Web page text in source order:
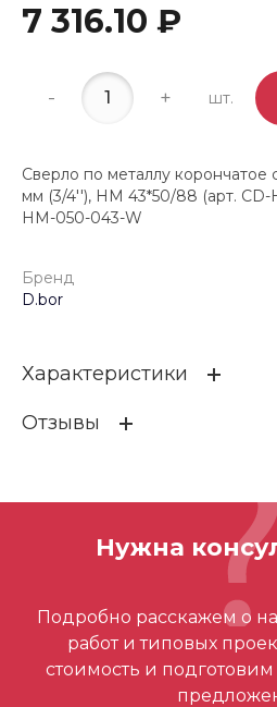
7 316.10 ₽
- + шт.
Сверло по металлу корончатое
мм (3/4''), HM 43*50/88 (арт.
HM-050-043-W
Бренд
D.bor
Характеристики
Бренд
Отзывы
Отзывов ещё нет –
Нужна
Подробно расскажем о
работ и типовых
стоимость и